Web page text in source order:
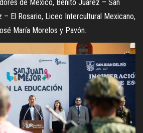
de México, Benito Juárez – San
– El Rosario, Liceo Intercultural Mexicano,
María Morelos y Pavón.